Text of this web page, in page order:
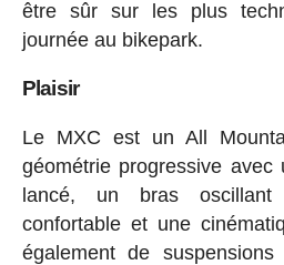
être sûr sur les plus
journée au bikepark.
Plaisir
Le MXC est un All
géométrie progressive
lancé, un bras
confortable et une
également de